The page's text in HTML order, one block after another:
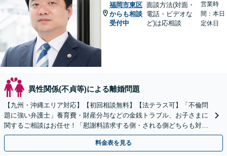
福岡市東区
からも相談
受付中
面談方法(対面・
電話・ビデオな
ど)は応相談
営業時
間：本日
定休日
異性関係(不貞等)による離婚問題
【九州・沖縄エリア対応】【初回相談無料】【法テラス可】「不倫問
題に強い弁護士」養育費・財産分与などの金銭トラブル、お子さまに
関するご相談はお任せ！「慰謝料請求する側・される側どちらも対応
可」【子連れ相談可】【休日・夜間相談可】【駐車場あり】
料金表を見る